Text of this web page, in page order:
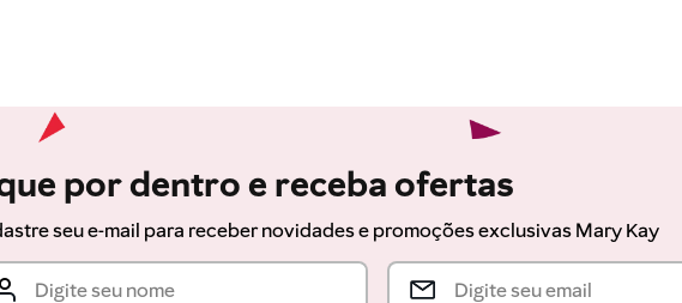
por dentro e receba ofertas
seu e-mail para receber novidades e promoções exclusivas Mary Kay